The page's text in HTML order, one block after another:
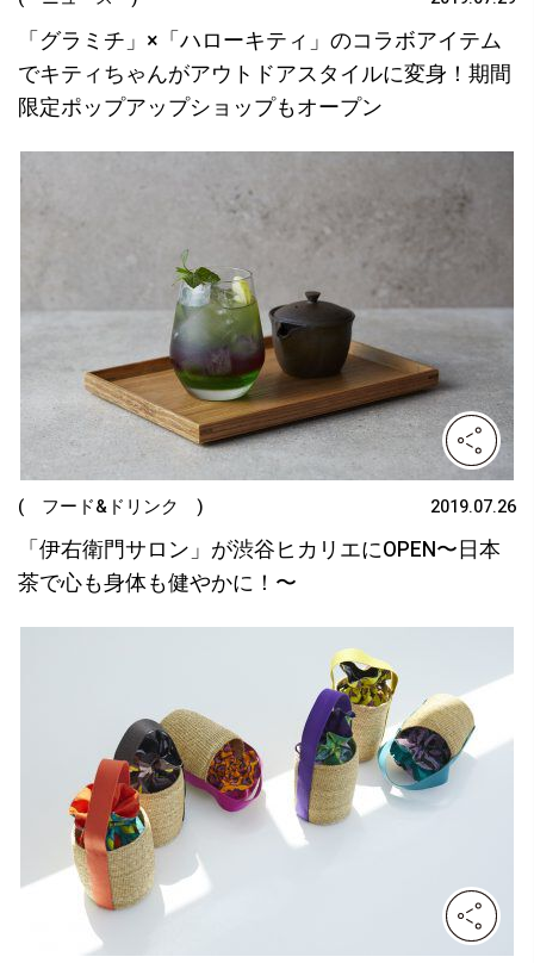
「グラミチ」×「ハローキティ」のコラボアイテム
でキティちゃんがアウトドアスタイルに変身！期間
限定ポップアップショップもオープン
( フード&ドリンク ) 2019.07.26
「伊右衛門サロン」が渋谷ヒカリエにOPEN〜日本
茶で心も身体も健やかに！〜